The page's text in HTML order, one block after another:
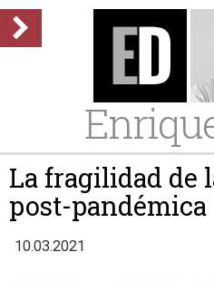
La fragilidad de
post-pandémica
10.03.2021